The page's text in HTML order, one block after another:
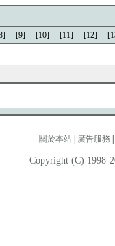
[9] [10] [11] [12]
關於本站 廣告服務
Copyright (C) 1998-